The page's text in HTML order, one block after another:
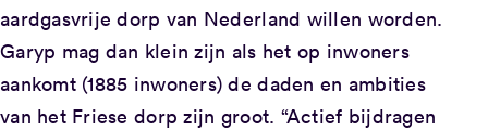
aardgasvrije dorp van Nederland willen worden.
Garyp mag dan klein zijn als het op inwoners
aankomt (1885 inwoners) de daden en ambities
van het Friese dorp zijn groot. “Actief bijdragen